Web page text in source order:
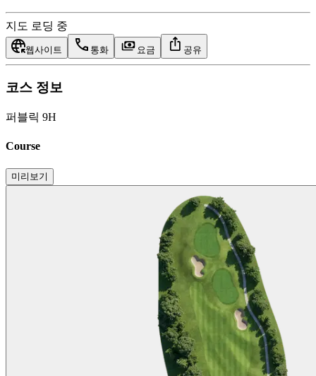
지도 로딩 중
웹사이트 통화 요금 공유
코스 정보
퍼블릭 9H
Course
미리보기